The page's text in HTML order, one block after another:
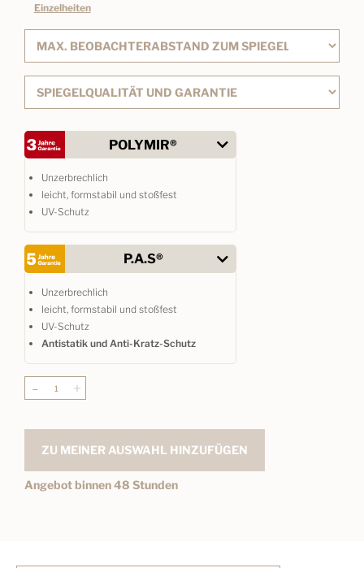
Einzelheiten
POLYMIR®
Unzerbrechlich
leicht, formstabil und stoßfest
UV-Schutz
P.A.S®
Unzerbrechlich
leicht, formstabil und stoßfest
UV-Schutz
Antistatik und Anti-Kratz-Schutz
- +
ZU MEINER AUSWAHL HINZUFÜGEN
Angebot binnen 48 Stunden